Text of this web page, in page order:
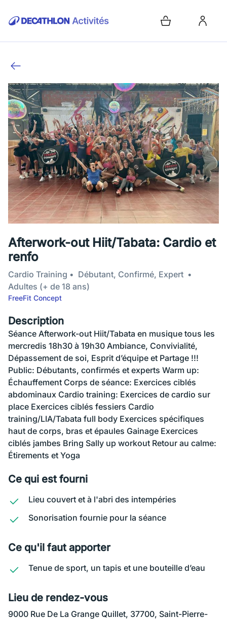
Afterwork-out Hiit/Tabata: Cardio et
renfo
Cardio Training
Débutant, Confirmé, Expert
Adultes (+ de 18 ans)
FreeFit Concept
Description
Séance Afterwork-out Hiit/Tabata en musique tous les
mercredis 18h30 à 19h30 Ambiance, Convivialité,
Dépassement de soi, Esprit d’équipe et Partage !!!
Public: Débutants, confirmés et experts Warm up:
Échauffement Corps de séance: Exercices ciblés
abdominaux Cardio training: Exercices de cardio sur
place Exercices ciblés fessiers Cardio
training/LIA/Tabata full body Exercices spécifiques
haut de corps, bras et épaules Gainage Exercices
ciblés jambes Bring Sally up workout Retour au calme:
Étirements et Yoga
Ce qui est fourni
Lieu couvert et à l'abri des intempéries
Sonorisation fournie pour la séance
Ce qu'il faut apporter
Tenue de sport, un tapis et une bouteille d’eau
Lieu de rendez-vous
9000 Rue De La Grange Quillet, 37700, Saint-Pierre-